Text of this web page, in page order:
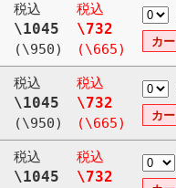
税込
\1045
(\950)
税込
\732
(\665)
税込
\1045
(\950)
税込
\732
(\665)
税込
\1045
税込
\732